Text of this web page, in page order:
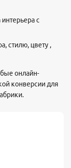
с
стилю, цвету ,
онлайн-
конверсии для